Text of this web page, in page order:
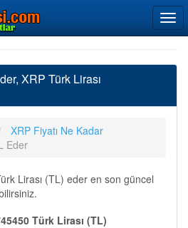
XRP Türk Lirası
XRP Fiyatı Ne Kadar
Eder
Lirası (TL) eder en son güncel
Türk Lirası (TL)